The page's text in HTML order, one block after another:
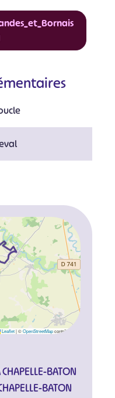
Leaflet |©OpenStreetMapcontributors
BATON
BATON